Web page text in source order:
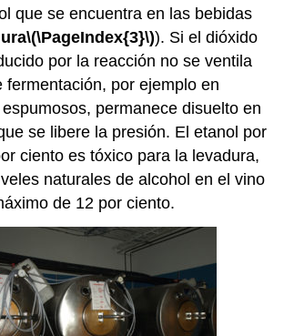
que se encuentra en las bebidas
\(\PageIndex{3}\)). Si el dióxido
por la reacción no se ventila
fermentación, por ejemplo en
permanece disuelto en
se libere la presión. El etanol por
ciento es tóxico para la levadura,
naturales de alcohol en el vino
de 12 por ciento.